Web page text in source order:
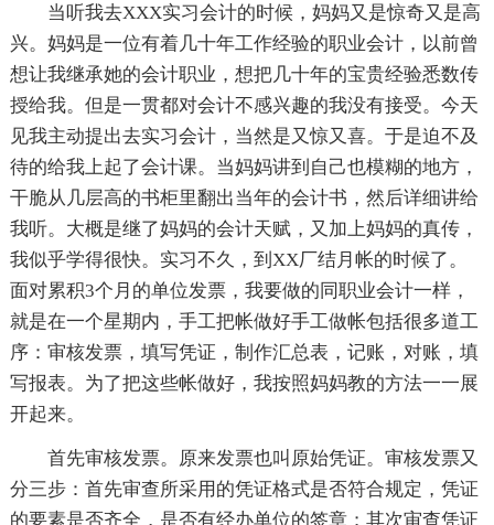
当听我去XXX实习会计的时候，妈妈又是惊奇又是高
兴。妈妈是一位有着几十年工作经验的职业会计，以前曾
想让我继承她的会计职业，想把几十年的宝贵经验悉数传
授给我。但是一贯都对会计不感兴趣的我没有接受。今天
见我主动提出去实习会计，当然是又惊又喜。于是迫不及
待的给我上起了会计课。当妈妈讲到自己也模糊的地方，
干脆从几层高的书柜里翻出当年的会计书，然后详细讲给
我听。大概是继了妈妈的会计天赋，又加上妈妈的真传，
我似乎学得很快。实习不久，到XX厂结月帐的时候了。
面对累积3个月的单位发票，我要做的同职业会计一样，
就是在一个星期内，手工把帐做好手工做帐包括很多道工
序：审核发票，填写凭证，制作汇总表，记账，对账，填
写报表。为了把这些帐做好，我按照妈妈教的方法一一展
开起来。
首先审核发票。原来发票也叫原始凭证。审核发票又
分三步：首先审查所采用的凭证格式是否符合规定，凭证
的要素是否齐全，是否有经办单位的签章；其次审查凭证